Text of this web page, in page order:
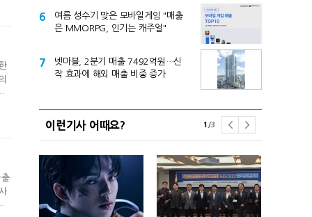
.
6
여름 성수기 맞은 모바일게임 "매출
은 MMORPG, 인기는 캐주얼"
7
넷마블, 2분기 매출 7492억원…신
작 효과에 해외 매출 비중 증가
이런기사 어때요? 1 /3